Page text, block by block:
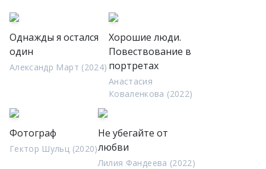
Однажды я остался
один
Александр Март (2024)
Хорошие люди.
Повествование в
портретах
Анастасия
Коваленкова (2022)
Фотограф
Гектор Шульц (2020)
Не убегайте от
любви
Лилия Фандеева (2022)